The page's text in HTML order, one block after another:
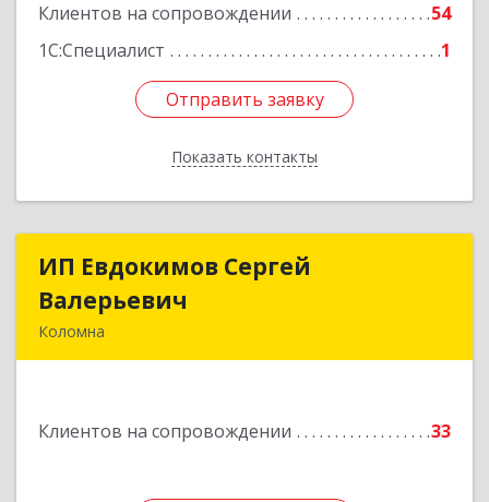
Клиентов на сопровождении
54
1С:Специалист
1
Отправить заявку
Показать контакты
Отправить заявку
Назад
ИП Евдокимов Сергей
Валерьевич
Коломна
Клиентов на сопровождении 33
ИП Евдокимов Сергей
Подробнее